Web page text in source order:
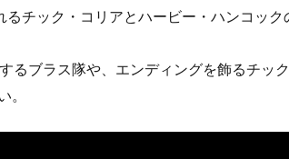
チック・コリアとハービー・ハンコッ
るブラス隊や、エンディングを飾るチッ
。